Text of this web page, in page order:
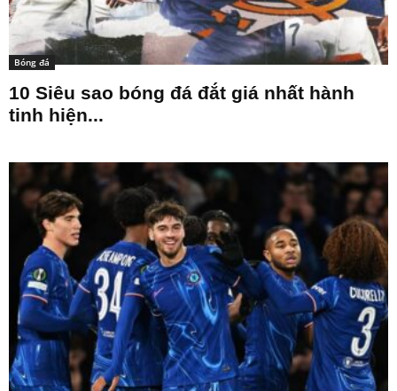
Bóng đá
10 Siêu sao bóng đá đắt giá nhất hành
tinh hiện...